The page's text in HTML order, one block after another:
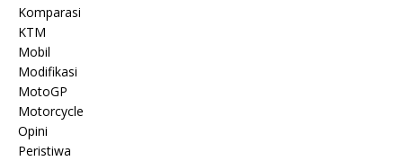
Komparasi
KTM
Mobil
Modifikasi
MotoGP
Motorcycle
Opini
Peristiwa